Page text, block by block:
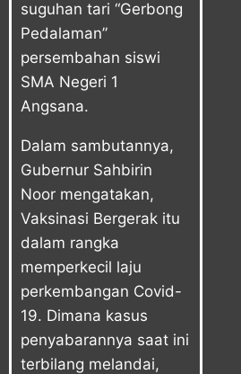
suguhan tari “Gerbong
Pedalaman”
persembahan siswi
SMA Negeri 1
Angsana.
Dalam sambutannya,
Gubernur Sahbirin
Noor mengatakan,
Vaksinasi Bergerak itu
dalam rangka
memperkecil laju
perkembangan Covid-
19. Dimana kasus
penyabarannya saat ini
terbilang melandai,